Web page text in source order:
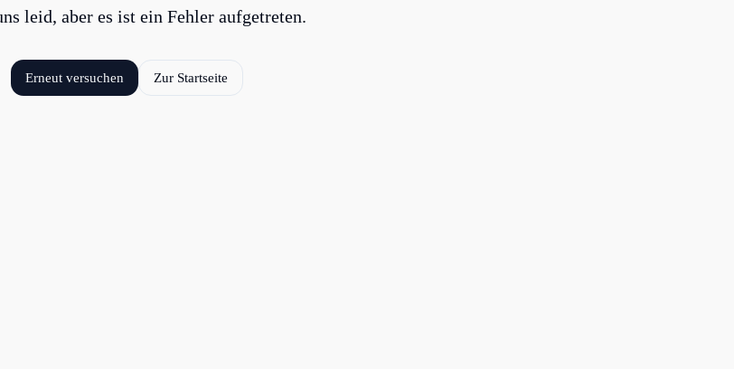
leid, aber es ist ein Fehler aufgetreten.
Erneut versuchen Zur Startseite